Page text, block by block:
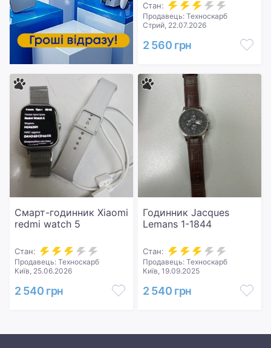
Стан:
Продавець: Техноскарб
Стрий, 22.07.2026
2 560 грн
Смарт-годинник Xiaomi
redmi watch 5
Стан:
Продавець: Техноскарб
Київ, 25.06.2026
2 540 грн
Годинник Jacques
Lemans 1-1844
Стан:
Продавець: Техноскарб
Київ, 19.09.2025
2 540 грн